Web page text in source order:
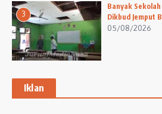
3
Banyak Sekolah
Dikbud Jemput
05/08/2026
Iklan